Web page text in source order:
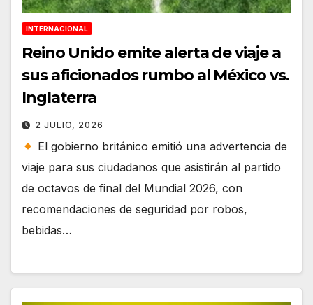
INTERNACIONAL
Reino Unido emite alerta de viaje a
sus aficionados rumbo al México vs.
Inglaterra
2 JULIO, 2026
El gobierno británico emitió una advertencia de
viaje para sus ciudadanos que asistirán al partido
de octavos de final del Mundial 2026, con
recomendaciones de seguridad por robos,
bebidas…